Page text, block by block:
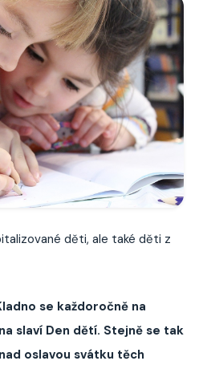
děti, ale také děti z
se každoročně na
slaví Den dětí. Stejně se tak
oslavou svátku těch